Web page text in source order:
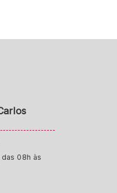
08h às